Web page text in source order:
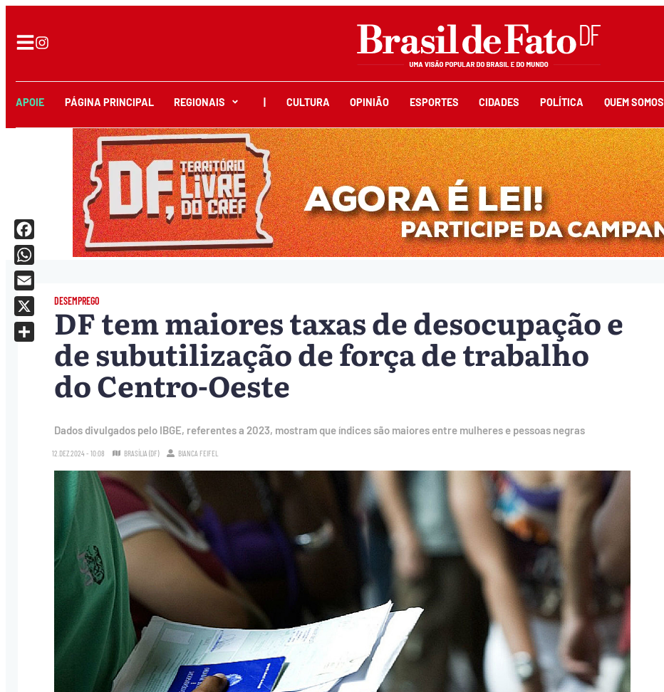
APOIE PÁGINA PRINCIPAL REGIONAIS CULTURA OPINIÃO ESPORTES CIDADES POLÍTICA QUEM SOMOS
DESEMPREGO
DF tem maiores taxas de desocupação e
de subutilização de força de trabalho
do Centro-Oeste
Dados divulgados pelo IBGE, referentes a 2023, mostram que índices são maiores entre mulheres e pessoas negras
12.DEZ.2024 - 10:08 BRASÍLIA (DF) BIANCA FEIFEL
Facebook
WhatsApp
Email
X